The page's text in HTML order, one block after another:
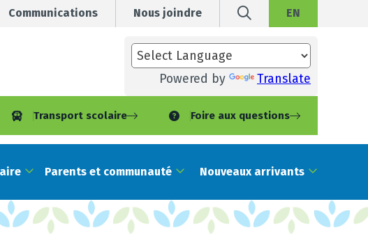
Communications Nous joindre EN
Powered by Translate
Transport scolaire Foire aux questions
Parents et communauté Nouveaux arrivants